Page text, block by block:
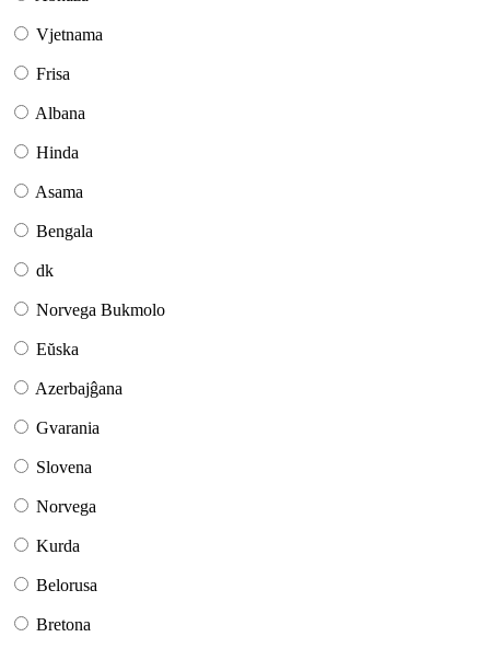
Vjetnama
Frisa
Albana
Hinda
Asama
Bengala
dk
Norvega Bukmolo
Eŭska
Azerbajĝana
Gvarania
Slovena
Norvega
Kurda
Belorusa
Bretona